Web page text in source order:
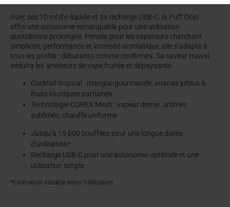
Avec ses 10 ml d’e-liquide et sa recharge USB-C, la Puff Dojo
offre une autonomie remarquable pour une utilisation
quotidienne prolongée. Pensée pour les vapoteurs cherchant
simplicité, performance et intensité aromatique, elle s’adapte à
tous les profils : débutants comme confirmés. Sa saveur Hawaï
séduira les amateurs de vape fruitée et dépaysante.
Cocktail tropical : mangue gourmande, ananas juteux &
fruits exotiques parfumés
Technologie COREX Mesh : vapeur dense, arômes
sublimés, chauffe uniforme
Jusqu’à 15 000 bouffées pour une longue durée
d’utilisation*
Recharge USB-C pour une autonomie optimale et une
utilisation simple
*Estimation variable selon l’utilisation.